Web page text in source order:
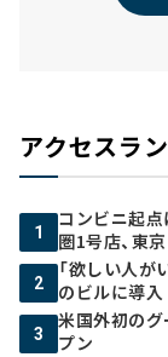
アクセスラ
1
コンビニ起
圏1号店、東
2
「欲しい人が
のビルに導
3
米国外初の
プン